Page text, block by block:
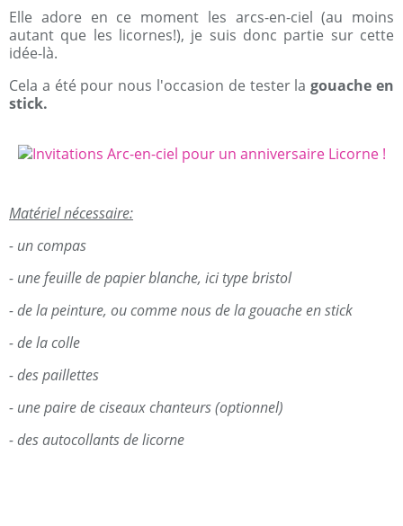
Elle adore en ce moment les arcs-en-ciel (au moins
autant que les licornes!), je suis donc partie sur cette
idée-là.
Cela a été pour nous l'occasion de tester lagouache en
stick.
Matériel nécessaire:
- un compas
- une feuille de papier blanche, ici type bristol
- de la peinture, ou comme nous de la gouache en stick
- de la colle
- des paillettes
- une paire de ciseauxchanteurs (optionnel)
- des autocollants de licorne